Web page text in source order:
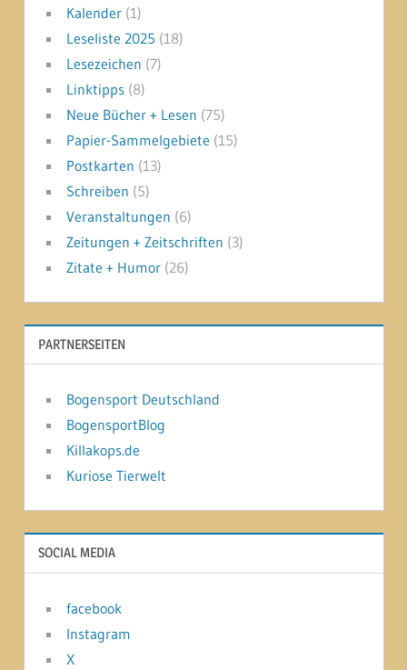
Kalender(1)
Leseliste 2025 (18)
Lesezeichen (7)
Linktipps(8)
Neue Bücher + Lesen (75)
Papier-Sammelgebiete (15)
Postkarten (13)
Schreiben (5)
Veranstaltungen (6)
Zeitungen + Zeitschriften (3)
Zitate + Humor(26)
PARTNERSEITEN
Bogensport Deutschland
BogensportBlog
Killakops.de
Kuriose Tierwelt
SOCIAL MEDIA
facebook
Instagram
X